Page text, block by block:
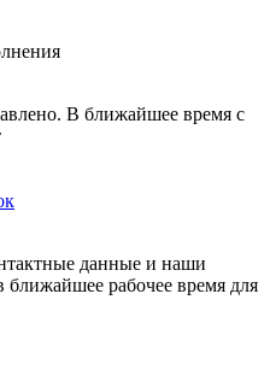
В ближайшее время с
данные и наши
рабочее время для